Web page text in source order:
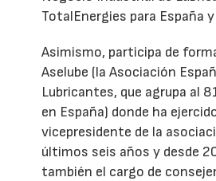
TotalEnergies para España
Asimismo, participa de
Aselube (la Asociación
Lubricantes, que agrupa al
en España) donde ha
vicepresidente de la
últimos seis años y desde
también el cargo de